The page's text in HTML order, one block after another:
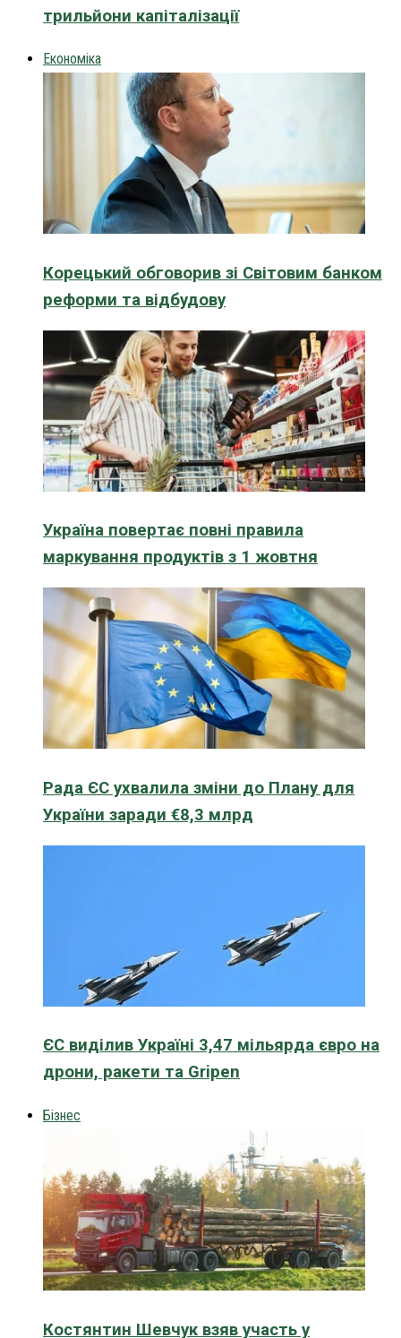
трильйони капіталізації
Економіка
Корецький обговорив зі Світовим банком
реформи та відбудову
Україна повертає повні правила
маркування продуктів з 1 жовтня
Рада ЄС ухвалила зміни до Плану для
України заради €8,3 млрд
ЄС виділив Україні 3,47 мільярда євро на
дрони, ракети та Gripen
Бізнес
Костянтин Шевчук взяв участь у